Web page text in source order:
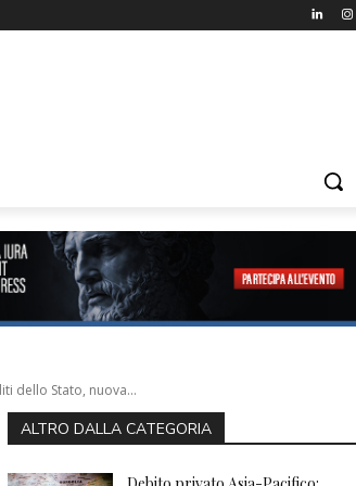
dello Stato, nuova...
ALTRO DALLA CATEGORIA